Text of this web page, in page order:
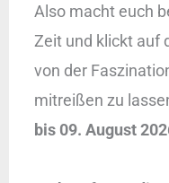
Also macht euch
Zeit und klickt auf
von der
mitreißen zu
bis 09. August